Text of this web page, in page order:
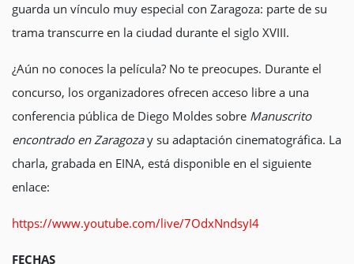
guarda un vínculo muy especial con Zaragoza: parte de su
trama transcurre en la ciudad durante el siglo XVIII.
¿Aún no conoces la película? No te preocupes. Durante el
concurso, los organizadores ofrecen acceso libre a una
conferencia pública de Diego Moldes sobre Manuscrito
encontrado en Zaragozay su adaptación cinematográfica. La
charla, grabada en EINA, está disponible en el siguiente
enlace:
https://www.youtube.com/live/7OdxNndsyI4
FECHAS